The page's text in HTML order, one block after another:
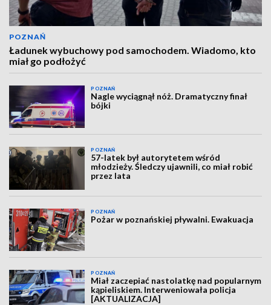
POZNAŃ
Ładunek wybuchowy pod samochodem. Wiadomo, kto
miał go podłożyć
POZNAŃ
Nagle wyciągnął nóż. Dramatyczny finał
bójki
POZNAŃ
57-latek był autorytetem wśród
młodzieży. Śledczy ujawnili, co miał robić
przez lata
POZNAŃ
Pożar w poznańskiej pływalni. Ewakuacja
POZNAŃ
Miał zaczepiać nastolatkę nad popularnym
kąpieliskiem. Interweniowała policja
[AKTUALIZACJA]